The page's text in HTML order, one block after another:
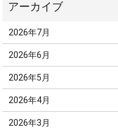
2026年7月
2026年6月
2026年5月
2026年4月
2026年3月